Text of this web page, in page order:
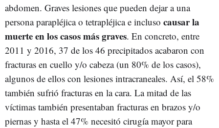
abdomen. Graves lesiones que pueden dejar a una
persona parapléjica o tetrapléjica e incluso causar la
muerte en los casos más graves. En concreto, entre
2011 y 2016, 37 de los 46 precipitados acabaron con
fracturas en cuello y/o cabeza (un 80% de los casos),
algunos de ellos con lesiones intracraneales. Así, el 58%
también sufrió fracturas en la cara. La mitad de las
víctimas también presentaban fracturas en brazos y/o
piernas y hasta el 47% necesitó cirugía mayor para